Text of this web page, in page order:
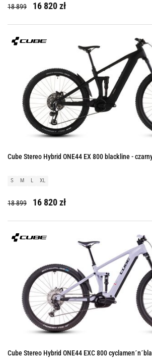
18 899 16 820 zł
Cube Stereo Hybrid ONE44 EX 800 blackline -
S M L XL
18 899 16 820 zł
Cube Stereo Hybrid ONE44 EXC 800